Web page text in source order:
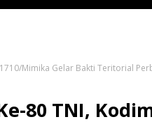
Mimika Gelar Bakti Teritorial
80 TNI,